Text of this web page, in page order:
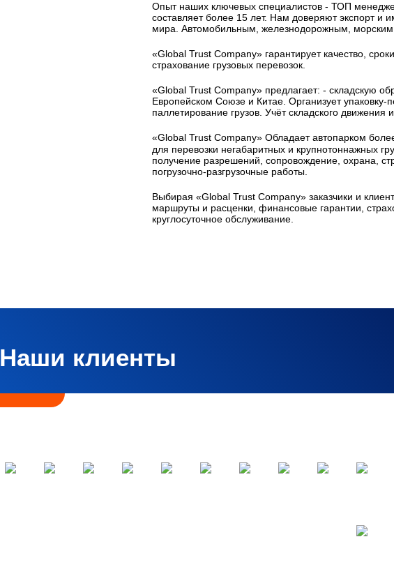
Опыт наших ключевых специалистов - ТОП
составляет более 15 лет. Нам доверяют экспорт и
мира. Автомобильным, железнодорожным, морским
«Global Trust Company» гарантирует качество,
страхование грузовых перевозок.
«Global Trust Company» предлагает: - складскую
Европейском Союзе и Китае. Организует упаковку-
паллетирование грузов. Учёт складского
«Global Trust Company» Обладает автопарком
для перевозки негабаритных и крупнотоннажных
получение разрешений, сопровождение, охрана,
погрузочно-разгрузочные работы.
Выбирая «Global Trust Company» заказчики и
маршруты и расценки, финансовые гарантии,
круглосуточное обслуживание.
Наши клиенты